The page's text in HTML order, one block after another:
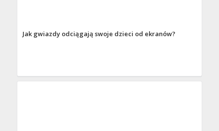
Jak gwiazdy odciągają swoje dzieci od ekranów?